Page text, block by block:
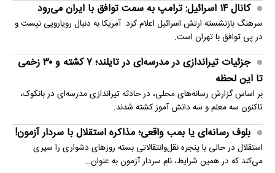
کانال ۱۴ اسرائیل: ترامپ به سمت توافق با ایران می‌رود
سرهنگ بازنشسته ارتش اسرائیل اعلام کرد: آمریکا به دنبال رویارویی نیست و
در پی توافق با تهران است.
جزئیات تیراندازی در مدرسه‌ای در تایلند؛ ۷ کشته و ۳۰ زخمی
تا این لحظه
بر اساس گزارش رسانه‌های محلی، در حادثه تیراندازی مدرسه‌ای در بانکوک،
تاکنون سه معلم و سه دانش آموز کشته شدند.
بلوف رسانه‌ای یا بمب واقعی؛ مذاکره استقلال با سردار آزمون!
استقلال در حالی با پنجره نقل‌وانتقالاتی بسته روزهای دشواری را سپری
می‌کند که در همین شرایط، نام سردار آزمون به عنوان…